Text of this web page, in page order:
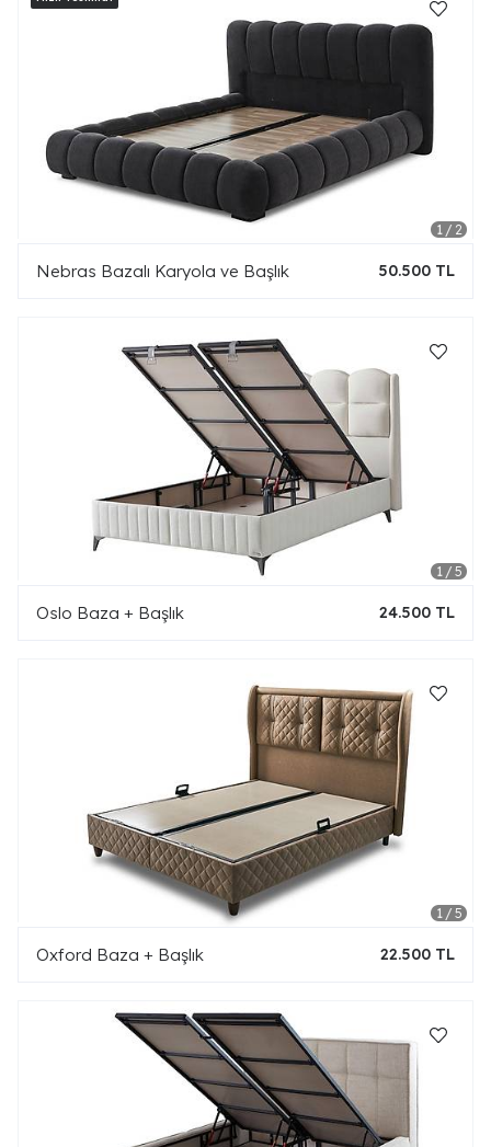
Nebras Bazalı Karyola ve Başlık 50.500 TL
Oslo Baza + Başlık 24.500 TL
Oxford Baza + Başlık 22.500 TL